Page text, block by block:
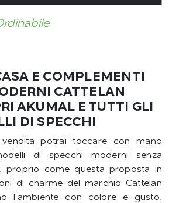
E COMPLEMENTI
CATTELAN
AKUMAL E TUTTI GLI
DI SPECCHI
potrai toccare con mano
di specchi moderni senza
proprio come questa proposta in
di charme del marchio Cattelan
l'ambiente con colore e gusto,